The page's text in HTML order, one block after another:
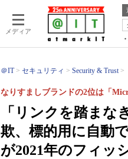
メディア
＠IT セキュリティ Security & Trust
「リンクを踏まな
欺、標的用に自動
が2021年のフィッ
なりすましブランドの2位は「